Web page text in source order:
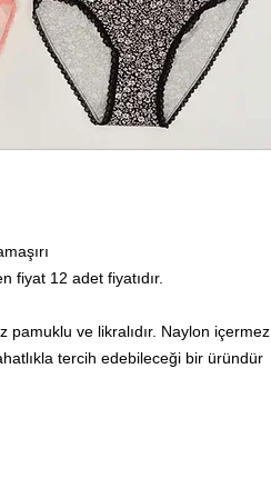
fiyat 12 adet fiyatıdır.
pamuklu ve likralıdır. Naylon içermez
tercih edebileceği bir üründür